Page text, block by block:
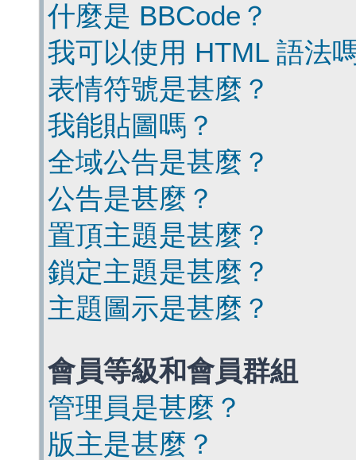
什麼是 BBCode？
我可以使用 HTML 語法
表情符號是甚麼？
我能貼圖嗎？
全域公告是甚麼？
公告是甚麼？
置頂主題是甚麼？
鎖定主題是甚麼？
主題圖示是甚麼？
會員等級和會員群組
管理員是甚麼？
版主是甚麼？